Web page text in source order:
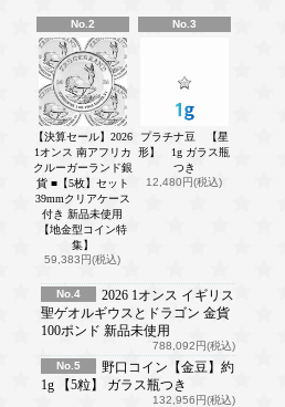
No.2
【決算セール】2026
1オンス 南アフリカ
クルーガーランド銀
貨 ■【5枚】セット
39mmクリアケース
付き 新品未使用
【地金型コイン特
集】
59,383円(税込)
No.3
プラチナ豆 【星
形】 1g ガラス瓶
つき
12,480円(税込)
No.4
2026 1オンス イギリス
聖ゲオルギウスとドラゴン 金貨
100ポンド 新品未使用
788,092円(税込)
No.5
野口コイン【金豆】約
1g 【5粒】 ガラス瓶つき
132,956円(税込)